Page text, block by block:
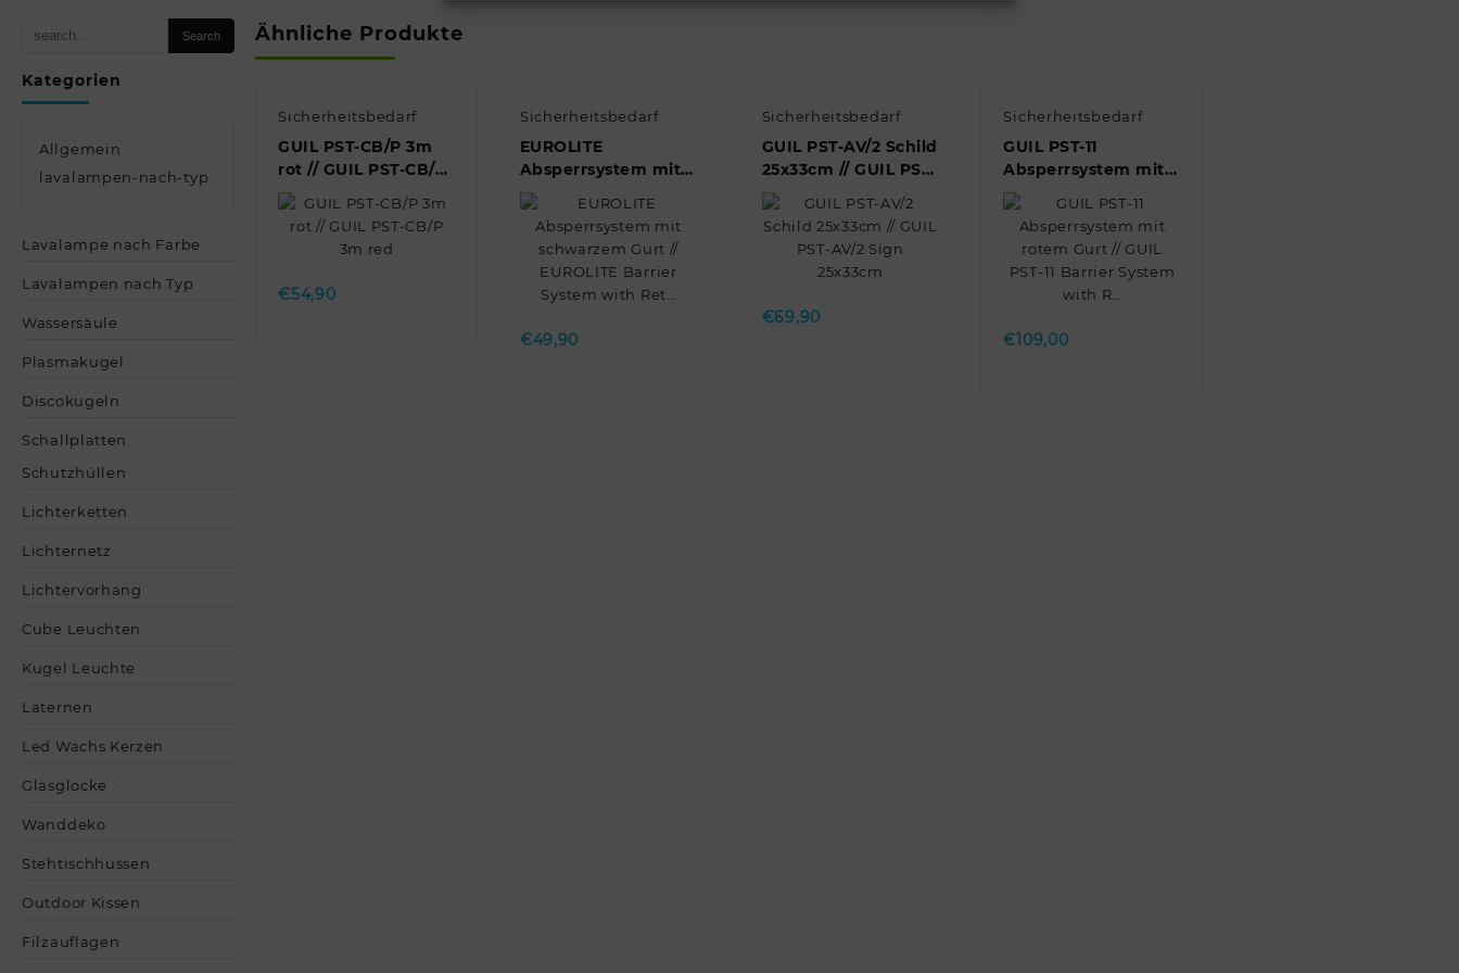
Kategorien
Allgemein
lavalampen-nach-typ
Lavalampe nach Farbe
Lavalampen nach Typ
Wassersäule
Plasmakugel
Discokugeln
Schallplatten
Schutzhüllen
Lichterketten
Lichternetz
Lichtervorhang
Cube Leuchten
Kugel Leuchte
Laternen
Led Wachs Kerzen
Glasglocke
Wanddeko
Stehtischhussen
Outdoor Kissen
Filzauflagen
Ähnliche Produkte
Sicherheitsbedarf
GUIL PST-CB/P 3m
rot // GUIL PST-CB/P
3m red
Quick view
€54,90
Sicherheitsbedarf
EUROLITE
Absperrsystem mit
schwarzem Gurt //
EUROLITE Barrier
System with Ret…
Quick view
€49,90
Sicherheitsbedarf
GUIL PST-AV/2 Schild
25x33cm // GUIL PST-
AV/2 Sign 25x33cm
Quick view
€69,90
Sicherheitsbedarf
GUIL PST-11
Absperrsystem mit
rotem Gurt // GUIL
PST-11 Barrier
System with R…
Quick view
€109,00